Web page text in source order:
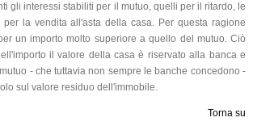
gli interessi stabiliti per il mutuo, quelli per il ritardo, le
la vendita all'asta della casa. Per questa ragione
un importo molto superiore a quello del mutuo. Ciò
il valore della casa è riservato alla banca e
- che tuttavia non sempre le banche concedono -
sul valore residuo dell'immobile.
Torna su